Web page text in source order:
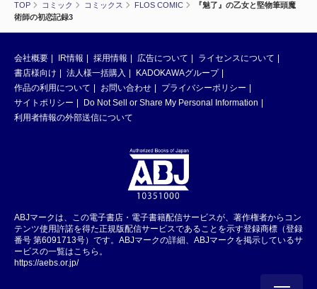
TOP コミック コミックス FLOS COMIC
『魅了』の乙女と堅物筆頭魔
術師の初恋記録3
会社概要 IR情報 採用情報 広告について
ライセンスについて
書店様向け
法人様一括購入
KADOKAWAグループ
作品の利用について
お問い合わせ
プライバシーポリシー
サイトポリシー
Do Not Sell or Share My Personal Information
利用者情報の外部送信について
ABJマークは、この電子書店・電子書籍配信サービスが、著作権者からコン
テンツ使用許諾を得た正規版配信サービスであることを示す登録商標（登録
番号 第6091713号）です。ABJマークの詳細、ABJマークを掲示しているサ
ービスの一覧はこちら。
https://aebs.or.jp/